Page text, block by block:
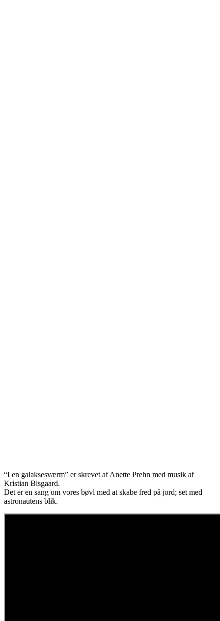
“I en galaksesværm” er skrevet af Anette Prehn med musik af
Kristian Bisgaard.
Det er en sang om vores bøvl med at skabe fred på jord; set med
astronautens blik.